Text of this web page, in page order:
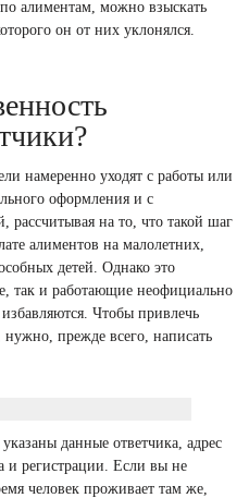
алиментам, можно взыскать
он от них уклонялся.
намеренно уходят с работы или
оформления и с
рассчитывая на то, что такой шаг
алиментов на малолетних,
детей. Однако это
так и работающие неофициально
Чтобы привлечь
нужно, прежде всего, написать
данные ответчика, адрес
и регистрации. Если вы не
человек проживает там же,